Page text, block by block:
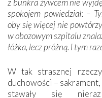
spokojem powiedział: –
oby się więcej nie
w obozowym szpitalu
łóżka, lecz próżną. l tym
W tak strasznej
duchowości –
stawały się